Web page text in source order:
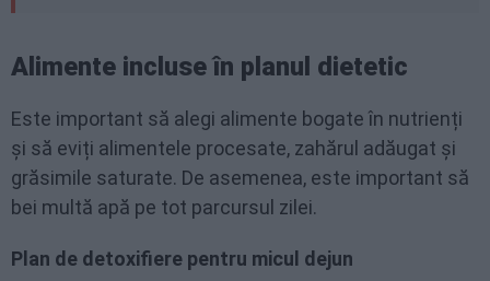
Alimente incluse în planul dietetic
Este important să alegi alimente bogate în nutrienți
și să eviți alimentele procesate, zahărul adăugat și
grăsimile saturate. De asemenea, este important să
bei multă apă pe tot parcursul zilei.
Plan de detoxifiere pentru micul dejun